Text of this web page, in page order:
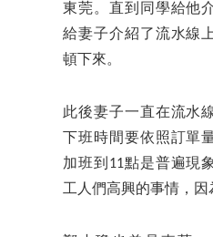
東莞。直到同學給他
給妻子介紹了流水線
頓下來。
此後妻子一直在流水
下班時間要依照訂單
加班到11點是普遍現
工人們高興的事情，因